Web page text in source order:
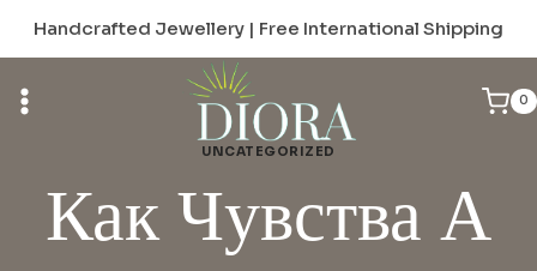
content
Handcrafted Jewellery | Free International Shipping
0
UNCATEGORIZED
Как Чувства А